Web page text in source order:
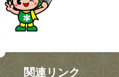
関連リンク